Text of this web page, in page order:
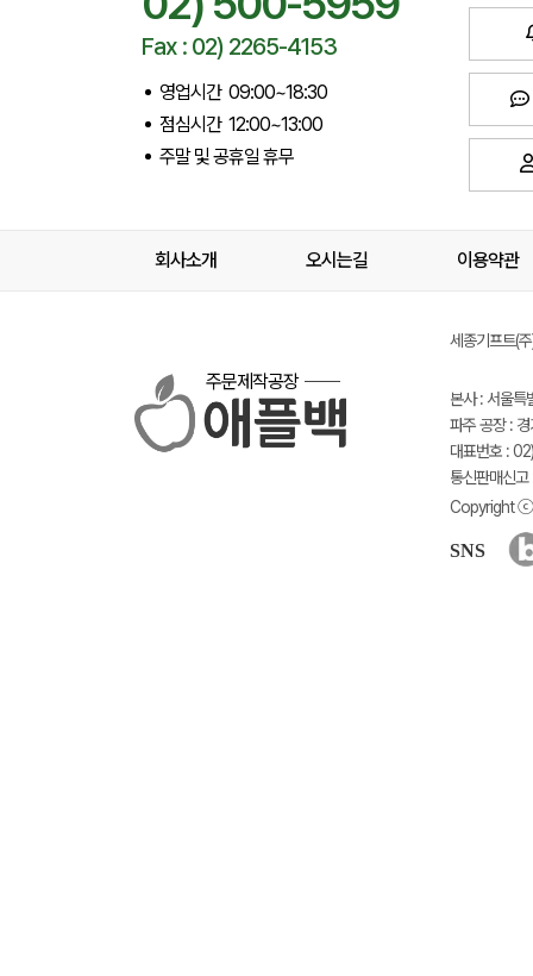
Fax : 02) 2265-4153
영업시간 09:00~18:30
점심시간 12:00~13:00
주말 및 공휴일 휴무
회사소개 오시는길 이용약관
주문제작공장
세종기프트(
본사 : 서울
파주 공장 :
대표번호 :
통신판매신
Copyright ⓒ
SNS